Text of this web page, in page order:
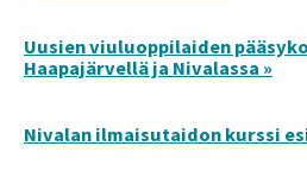
Uusien viuluoppilaiden
Haapajärvellä ja Nivalassa »
Nivalan ilmaisutaidon kurssi